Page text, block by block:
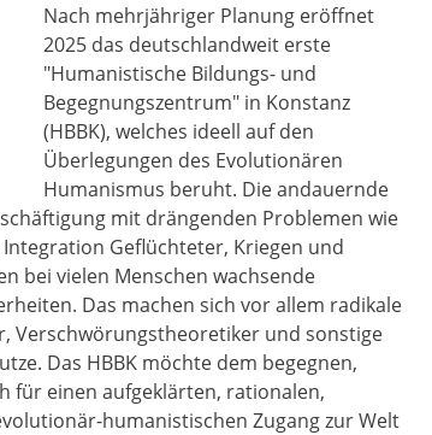
Nach mehrjähriger Planung eröffnet
2025 das deutschlandweit erste
"Humanistische Bildungs- und
Begegnungszentrum" in Konstanz
(HBBK), welches ideell auf den
Überlegungen des Evolutionären
Humanismus beruht. Die andauernde
mit drängenden Problemen wie
Geflüchteter, Kriegen und
bei vielen Menschen wachsende
Das machen sich vor allem radikale
Verschwörungstheoretiker und sonstige
Das HBBK möchte dem begegnen,
für einen aufgeklärten, rationalen,
humanistischen Zugang zur Welt